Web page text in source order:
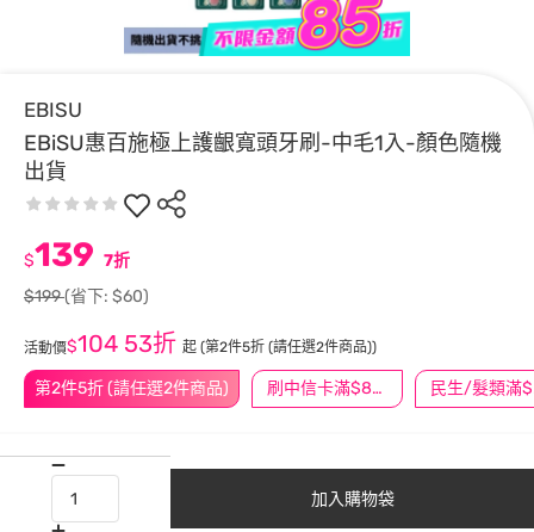
EBISU
EBiSU惠百施極上護齦寬頭牙刷-中毛1入-顏色隨機
出貨
第2件5折 (請任選2件商品) 刷中信卡滿$888送3萬點
$139 7折
$199(省下: $60)
活動價$104 53折 起 (第2件5折 (請任選2件商品))
加入購物袋